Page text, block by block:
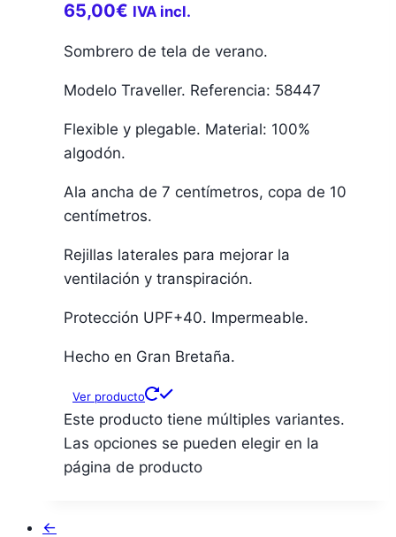
65,00€ IVA incl.
Sombrero de tela de verano.
Modelo Traveller. Referencia: 58447
Flexible y plegable. Material: 100%
algodón.
Ala ancha de 7 centímetros, copa de 10
centímetros.
Rejillas laterales para mejorar la
ventilación y transpiración.
Protección UPF+40. Impermeable.
Hecho en Gran Bretaña.
Ver producto
Este producto tiene múltiples variantes.
Las opciones se pueden elegir en la
página de producto
←